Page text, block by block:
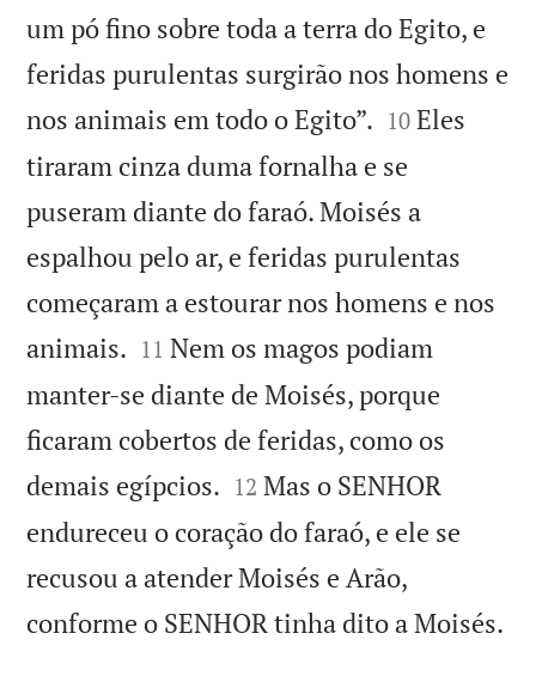
um pó fino sobre toda a terra do Egito, e
feridas purulentas surgirão nos homens e
nos animais em todo o Egito”. 

10 Eles
tiraram cinza duma fornalha e se
puseram diante do faraó. Moisés a
espalhou pelo ar, e feridas purulentas
começaram a estourar nos homens e nos
animais. 

11 Nem os magos podiam
manter-se diante de Moisés, porque
ficaram cobertos de feridas, como os
demais egípcios. 

12 Mas o SENHOR
endureceu o coração do faraó, e ele se
recusou a atender Moisés e Arão,
conforme o SENHOR tinha dito a Moisés.